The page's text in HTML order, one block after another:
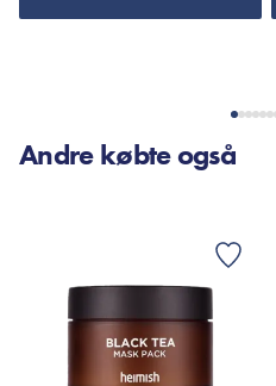
Andre købte også